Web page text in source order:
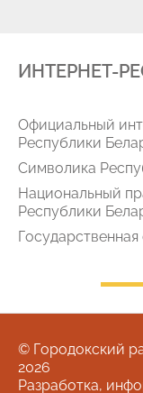
ИНТЕРНЕТ-
Официальный
Республики
Символика
Национальный
Республики
© Городокский
2026
Разработка,